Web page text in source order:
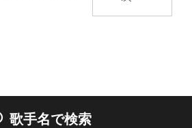
歌手名で検索